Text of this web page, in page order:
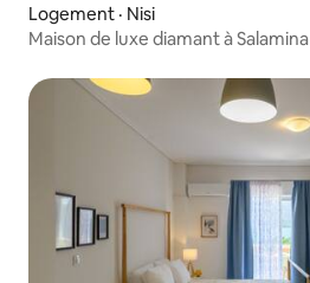
Logement · Nisi
Maison de luxe diamant à Salamina